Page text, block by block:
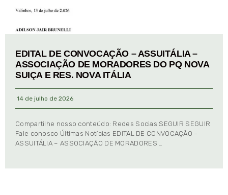
EDITAL DE CONVOCAÇÃO – ASSUITÁLIA –
ASSOCIAÇÃO DE MORADORES DO PQ NOVA
SUIÇA E RES. NOVA ITÁLIA
14 de julho de 2026
Compartilhe nosso conteúdo: Redes Socias SEGUIR SEGUIR
Fale conosco Últimas Notícias EDITAL DE CONVOCAÇÃO –
ASSUITÁLIA – ASSOCIAÇÃO DE MORADORES …